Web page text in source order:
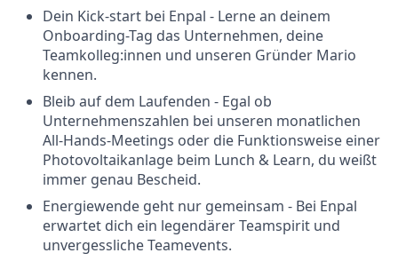
Dein Kick-start bei Enpal - Lerne an deinem
Onboarding-Tag das Unternehmen, deine
Teamkolleg:innen und unseren Gründer Mario
kennen.
Bleib auf dem Laufenden - Egal ob
Unternehmenszahlen bei unseren monatlichen
All-Hands-Meetings oder die Funktionsweise einer
Photovoltaikanlage beim Lunch & Learn, du weißt
immer genau Bescheid.
Energiewende geht nur gemeinsam - Bei Enpal
erwartet dich ein legendärer Teamspirit und
unvergessliche Teamevents.